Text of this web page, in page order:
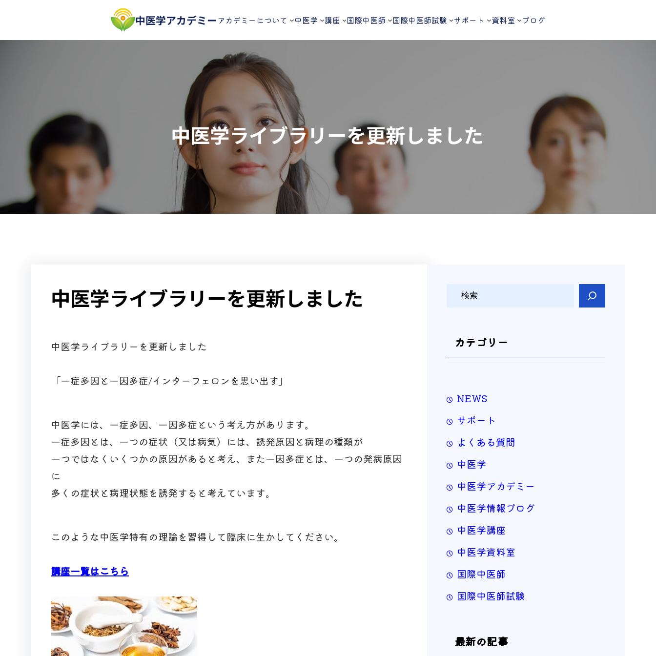
を
中医学アカデミーアカデミーについて 中医学 講座 国際中医師 国際中医師試験 サポート 資料室 ブログ
中医学ライブラリーを更新しました
中医学ライブラリーを更新しました
中医学ライブラリーを更新しました
「一症多因と一因多症/インターフェロンを思い出す」
中医学には、一症多因、一因多症という考え方があります。
一症多因とは、一つの症状（又は病気）には、誘発原因と病理の種類が
一つではなくいくつかの原因があると考え、また一因多症とは、一つの発病原因
に
多くの症状と病理状態を誘発すると考えています。
このような中医学特有の理論を習得して臨床に生かしてください。
講座一覧はこちら
カテゴリー
NEWS
サポート
よくある質問
中医学
中医学アカデミー
中医学情報ブログ
中医学講座
中医学資料室
国際中医師
国際中医師試験
最新の記事